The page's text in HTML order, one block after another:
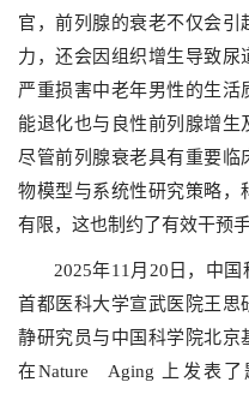
官，前列腺的衰老不仅会
力，还会因组织增生导致尿
严重损害中老年男性的生活
能退化也与良性前列腺增生
尽管前列腺衰老具有重要临
物模型与系统性研究策略，
有限，这也制约了有效干预
2025年11月20日，中国
首都医科大学宣武医院王思
静研究员与中国科学院北京
在Nature Aging 上发表了